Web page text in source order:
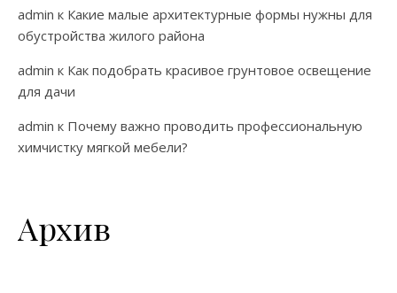
admin к Какие малые архитектурные формы нужны для
обустройства жилого района
admin к Как подобрать красивое грунтовое освещение
для дачи
admin к Почему важно проводить профессиональную
химчистку мягкой мебели?
Архив